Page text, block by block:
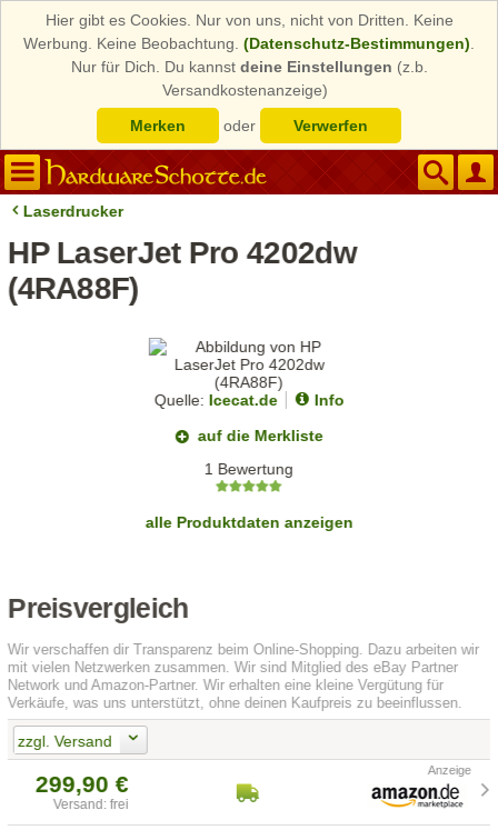
Hier gibt es Cookies. Nur von uns, nicht von Dritten. Keine
Werbung. Keine Beobachtung. (Datenschutz-Bestimmungen)
Nur für Dich. Du kannst deine Einstellungen (z.b.
Versandkostenanzeige)
Merken
oder Verwerfen
Laserdrucker
HP LaserJet Pro 4202dw
(4RA88F)
Quelle: Icecat.de
Info
auf die Merkliste
1 Bewertung
alle Produktdaten anzeigen
Preisvergleich
Wir verschaffen dir Transparenz beim Online-Shopping. Dazu arbeiten wir
mit vielen Netzwerken zusammen. Wir sind Mitglied des eBay Partner
Network und Amazon-Partner. Wir erhalten eine kleine Vergütung für
Verkäufe, was uns unterstützt, ohne deinen Kaufpreis zu beeinflussen.
zzgl. Versand
299,90 €
Versand: frei